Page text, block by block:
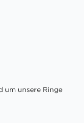
um unsere Ringe